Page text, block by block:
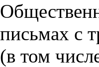
письмах с
(в том